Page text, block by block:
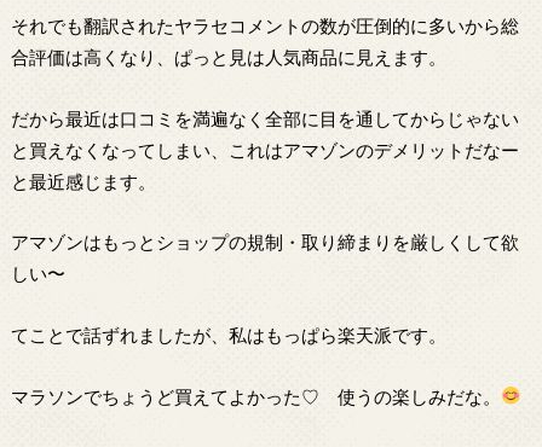
それでも翻訳されたヤラセコメントの数が圧倒的に多いから総
合評価は高くなり、ぱっと見は人気商品に見えます。
だから最近は口コミを満遍なく全部に目を通してからじゃない
と買えなくなってしまい、これはアマゾンのデメリットだなー
と最近感じます。
アマゾンはもっとショップの規制・取り締まりを厳しくして欲
しい〜
てことで話ずれましたが、私はもっぱら楽天派です。
マラソンでちょうど買えてよかった♡ 使うの楽しみだな。